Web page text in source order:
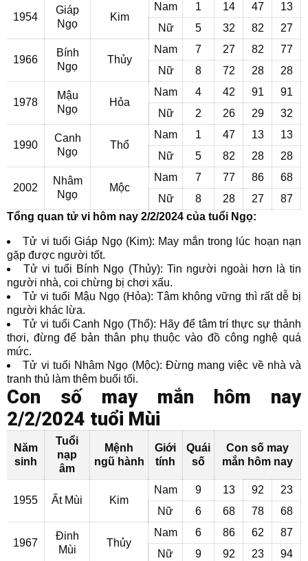
1954
Giáp
Ngọ
Kim
Nam 1 14 47
13
Nữ
5 32 82 27
1966
Bính
Ngọ
Thủy
Nam 7 27 82
77
Nữ
8 72 28 28
1978
Mậu
Ngọ
Hỏa
Nam 4 42 91
91
Nữ
2 26 29 32
1990
Canh
Ngọ
Thổ
Nam 1 47 13
13
Nữ
5 82 28 28
2002
Nhâm
Ngọ
Mộc
Nam 7 77 86
68
Nữ
8 28 27
87
Tổng quan tử vi hôm nay 2/2/2024 của tuổi Ngọ:
Tử vi tuổi Giáp Ngọ (Kim): May mắn trong lúc hoạn nạn
gặp được người tốt.
Tử vi tuổi Bính Ngọ (Thủy): Tin người ngoài hơn là tin
người nhà, coi chừng bị chơi xấu.
Tử vi tuổi Mậu Ngọ (Hỏa): Tâm không vững thì rất dễ bị
người khác lừa.
Tử vi tuổi Canh Ngọ (Thổ): Hãy để tâm trí thực sự thảnh
thơi, đừng để bản thân phụ thuộc vào đồ công nghệ quá
mức.
Tử vi tuổi Nhâm Ngọ (Mộc): Đừng mang việc về nhà và
tranh thủ làm thêm buổi tối.
Con số may mắn hôm nay
2/2/2024 tuổi Mùi
Năm
sinh
Tuổi
nạp
âm
Mệnh
ngũ hành
Giới
tính
Quái
số
Con số may
mắn hôm nay
1955 Ất Mùi Kim
Nam 9 13 92
23
Nữ
6 68 78 68
1967
Đinh
Mùi
Thủy
Nam 6 86 62
87
Nữ
9 92 23 94